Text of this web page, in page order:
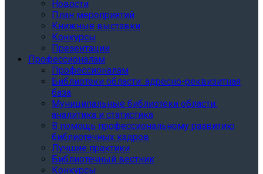
Новости
План мероприятий
Книжные выставки
Конкурсы
Презентации
Профессионалам
Профессионалам
Библиотеки области: адресно-реквизитная
база
Муниципальные библиотеки области:
аналитика и статистика
В помощь профессиональному развитию
библиотечных кадров
Лучшие практики
Библиотечный вестник
Конкурсы